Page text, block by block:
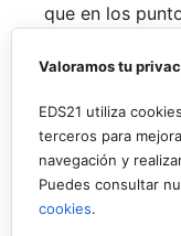
que en los
No por ello
hierro el
enFede
sublimes. Dos
época por lo
ya ganarles) y
Valoramos tu
EDS21 utiliza
terceros para
navegación y
Puedes consultar
cookies.